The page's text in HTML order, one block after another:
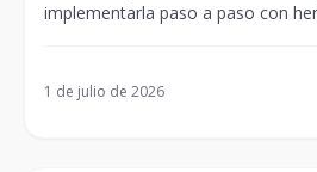
implementarla paso a paso con
1 de julio de 2026